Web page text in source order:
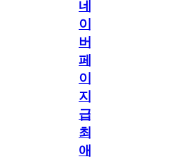
네
이
버
페
이
지
급!
최
애